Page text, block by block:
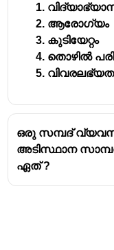
ആരോഗ്യം
കുടിയേറ്റം
തൊഴിൽ
വിവരലഭ്യത
ഒരു സമ്പദ്
അടിസ്ഥാന
ഏത് ?